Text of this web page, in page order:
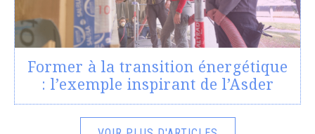
Former à la transition énergétique
: l’exemple inspirant de l’Asder